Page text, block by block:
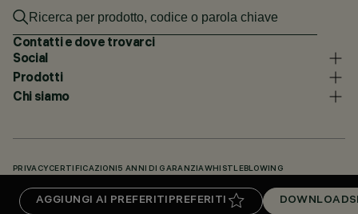
AGGIUNGI AI PREFERITI PREFERITI DOWNLOADS
Contatti e dove trovarci
Social
Prodotti
Chi siamo
PRIVACY CERTIFICAZIONI 5 ANNI DI GARANZIAWHISTLEBLOWING
KNOWLEDGE BASE (LOGIN NECESSARIO)DOWNLOADS